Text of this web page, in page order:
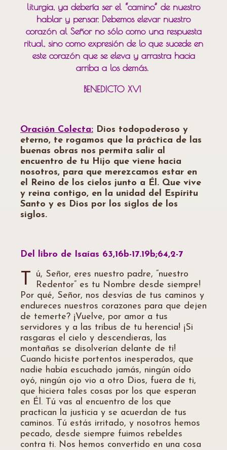
liturgia, ya debería ser el “camino” de nuestro
hablar y pensar. Debemos elevar nuestro
corazón al Señor no sólo como una respuesta
ritual, sino como expresión de lo que sucede en
este corazón que se eleva y arrastra hacia
arriba a los demás.
BENEDICTO XVI
Oración Colecta: Dios todopoderoso y
eterno, te rogamos que la práctica de las
buenas obras nos permita salir al
encuentro de tu Hijo que viene hacia
nosotros, para que merezcamos estar en
el Reino de los cielos junto a Él. Que vive
y reina contigo, en la unidad del Espíritu
Santo y es Dios por los siglos de los
siglos.
Del libro de Isaías 63,16b-17.19b;64,2-7
T
ú, Señor, eres nuestro padre, “nuestro
Redentor” es tu Nombre desde siempre!
Por qué, Señor, nos desvías de tus caminos y
endureces nuestros corazones para que dejen
de temerte? ¡Vuelve, por amor a tus
servidores y a las tribus de tu herencia! ¡Si
rasgaras el cielo y descendieras, las
montañas se disolverían delante de ti!
Cuando hiciste portentos inesperados, que
nadie había escuchado jamás, ningún oído
oyó, ningún ojo vio a otro Dios, fuera de ti,
que hiciera tales cosas por los que esperan
en Él. Tú vas al encuentro de los que
practican la justicia y se acuerdan de tus
caminos. Tú estás irritado, y nosotros hemos
pecado, desde siempre fuimos rebeldes
contra ti. Nos hemos convertido en una cosa